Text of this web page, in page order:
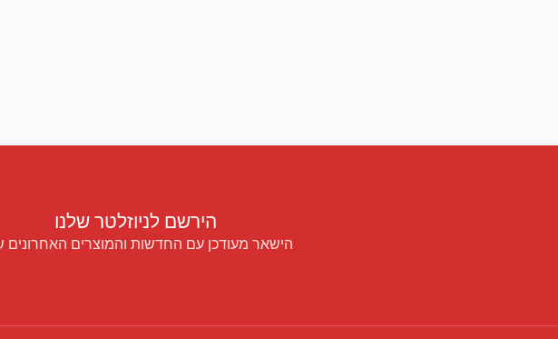
הירשם לניוזלטר שלנו
הישאר מעודכן עם החדשות והמוצרים האחרונים